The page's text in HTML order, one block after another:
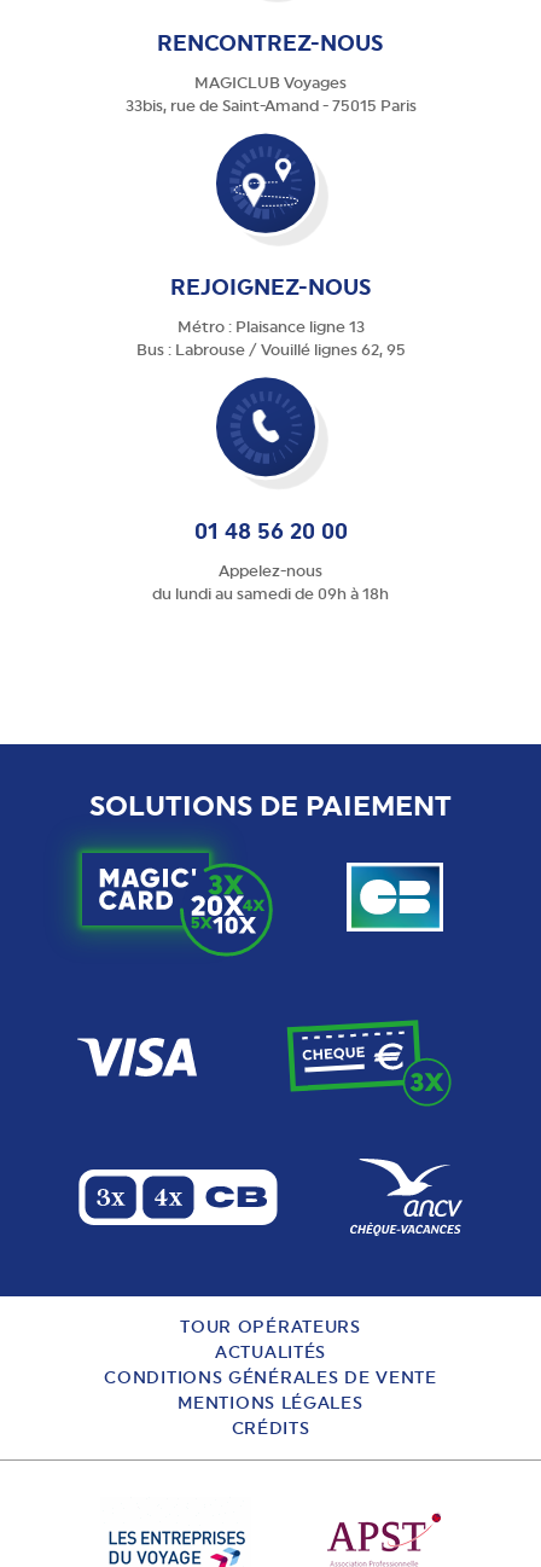
RENCONTREZ-NOUS
MAGICLUB Voyages
33bis, rue de Saint-Amand - 75015 Paris
REJOIGNEZ-NOUS
Métro : Plaisance ligne 13
Bus : Labrouse / Vouillé lignes 62, 95
01 48 56 20 00
Appelez-nous
du lundi au samedi de 09h à 18h
SOLUTIONS DE PAIEMENT
TOUR OPÉRATEURS
ACTUALITÉS
CONDITIONS GÉNÉRALES DE VENTE
MENTIONS LÉGALES
CRÉDITS